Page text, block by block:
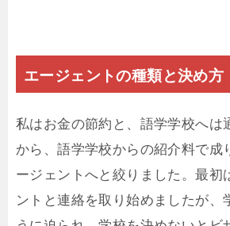
エージェントの種類と決め方
私はお金の節約と、語学学校へは
から、語学学校からの紹介料で成
ージェントへと絞りました。最初
ントと連絡を取り始めましたが、